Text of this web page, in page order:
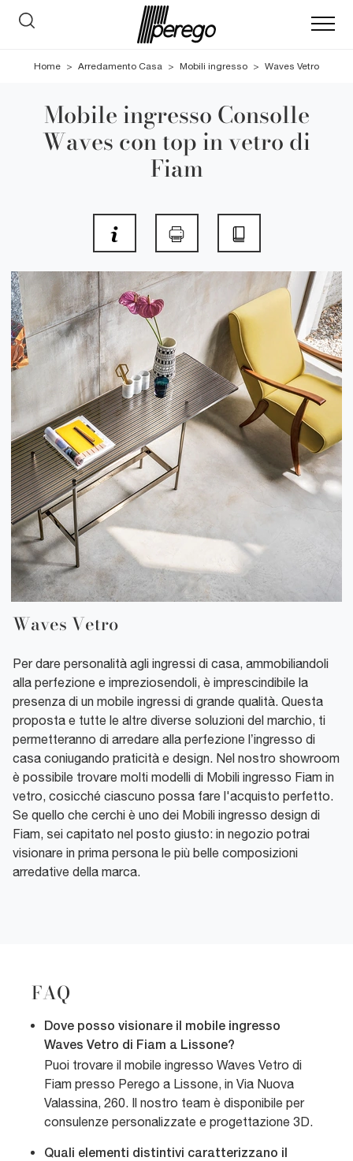
Home > Arredamento Casa > Mobili ingresso > Waves Vetro
Mobile ingresso Consolle
Waves con top in vetro di
Fiam
Waves Vetro
Per dare personalità agli ingressi di casa, ammobiliandoli
alla perfezione e impreziosendoli, è imprescindibile la
presenza di un mobile ingressi di grande qualità. Questa
proposta e tutte le altre diverse soluzioni del marchio, ti
permetteranno di arredare alla perfezione l’ingresso di
casa coniugando praticità e design. Nel nostro showroom
è possibile trovare molti modelli di Mobili ingresso Fiam in
vetro, cosicché ciascuno possa fare l'acquisto perfetto.
Se quello che cerchi è uno dei Mobili ingresso design di
Fiam, sei capitato nel posto giusto: in negozio potrai
visionare in prima persona le più belle composizioni
arredative della marca.
FAQ
Dove posso visionare il mobile ingresso
Waves Vetro di Fiam a Lissone?
Puoi trovare il mobile ingresso Waves Vetro di
Fiam presso Perego a Lissone, in Via Nuova
Valassina, 260. Il nostro team è disponibile per
consulenze personalizzate e progettazione 3D.
Quali elementi distintivi caratterizzano il